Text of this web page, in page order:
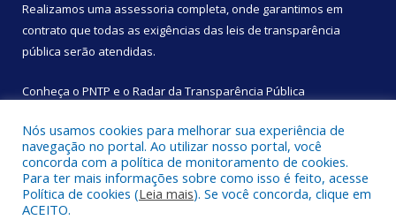
Realizamos uma assessoria completa, onde garantimos em
contrato que todas as exigências das leis de transparência
pública serão atendidas.
Conheça o PNTP e o Radar da Transparência Pública
Todos os direitos reservados a Câmara Municipal de São
Sebastião da Boa Vista.
Nós usamos cookies para melhorar sua experiência de
navegação no portal. Ao utilizar nosso portal, você
concorda com a política de monitoramento de cookies.
Para ter mais informações sobre como isso é feito, acesse
Política de cookies (Leia mais). Se você concorda, clique em
ACEITO.